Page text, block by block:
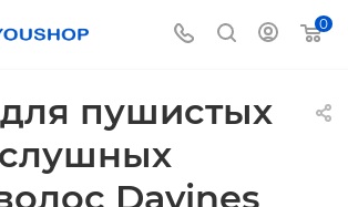
0
пушистых
Davines